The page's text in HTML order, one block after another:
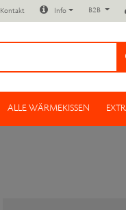
Kontakt Info B2B
ALLE WÄRMEKISSEN